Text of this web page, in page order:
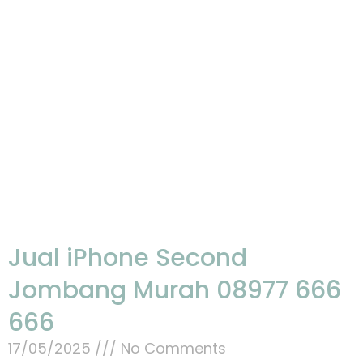
Jual iPhone Second
Jombang Murah 08977 666
666
17/05/2025 No Comments